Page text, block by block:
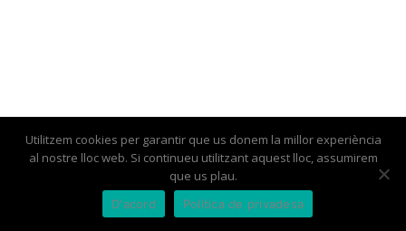
Botigues i empreses Associa’t El Barri del Coll Contacte
Condicions Generals i Política de Privacitat
Utilitzem cookies per garantir que us donem la millor experiència
al nostre lloc web. Si continueu utilitzant aquest lloc, assumirem
que us plau.
D'acord Política de privadesa